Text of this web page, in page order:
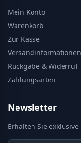
Mein Konto
Warenkorb
Zur Kasse
Versandinformationen
Rückgabe & Widerruf
Zahlungsarten
Newsletter
Erhalten Sie